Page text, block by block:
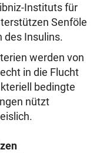
Instituts für
Senföle
des Insulins.
werden von
in die Flucht
bedingte
nützt